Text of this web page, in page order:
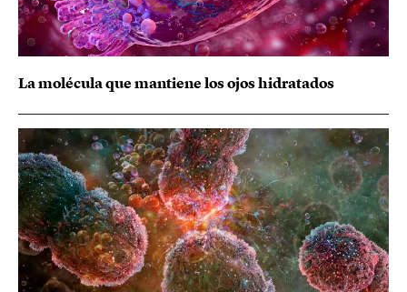
La molécula que mantiene los ojos hidratados